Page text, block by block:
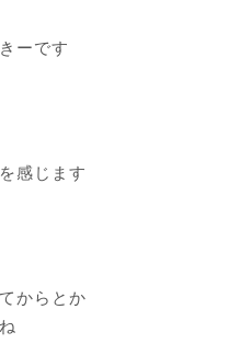
ーです
感じます
からとか